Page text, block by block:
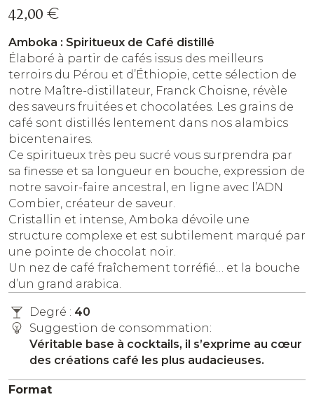
42,00 €
Amboka : Spiritueux de Café distillé
Élaboré à partir de cafés issus des meilleurs
terroirs du Pérou et d’Éthiopie, cette sélection de
notre Maître-distillateur, Franck Choisne, révèle
des saveurs fruitées et chocolatées. Les grains de
café sont distillés lentement dans nos alambics
bicentenaires.
Ce spiritueux très peu sucré vous surprendra par
sa finesse et sa longueur en bouche, expression de
notre savoir-faire ancestral, en ligne avec l’ADN
Combier, créateur de saveur.
Cristallin et intense, Amboka dévoile une
structure complexe et est subtilement marqué par
une pointe de chocolat noir.
Un nez de café fraîchement torréfié… et la bouche
d’un grand arabica.
Degré : 40
Suggestion de consommation:
Véritable base à cocktails, il s’exprime au cœur
des créations café les plus audacieuses.
Format